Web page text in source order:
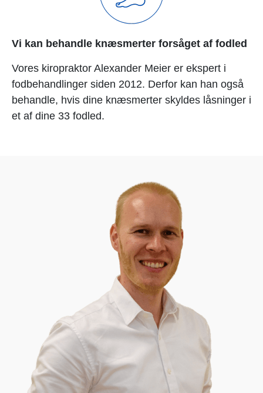
Vi kan behandle knæsmerter forsåget af fodled
Vores kiropraktor Alexander Meier er ekspert i
fodbehandlinger siden 2012. Derfor kan han også
behandle, hvis dine knæsmerter skyldes låsninger i
et af dine 33 fodled.